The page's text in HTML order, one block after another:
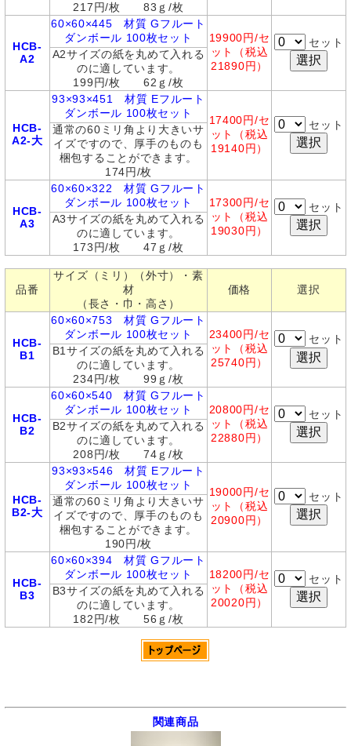
217円/枚 83ｇ/枚
HCB-
A2
60×60×445 材質 Gフルート
ダンボール 100枚セット
19900円/セ
ット（税込
21890円）
セット
A2サイズの紙を丸めて入れる
のに適しています。
199円/枚 62ｇ/枚
HCB-
A2-大
93×93×451 材質 Eフルート
ダンボール 100枚セット
17400円/セ
ット（税込
19140円）
セット
通常の60ミリ角より大きいサ
イズですので、厚手のものも
梱包することができます。
174円/枚
HCB-
A3
60×60×322 材質 Gフルート
ダンボール 100枚セット
17300円/セ
ット（税込
19030円）
セット
A3サイズの紙を丸めて入れる
のに適しています。
173円/枚 47ｇ/枚
品番
サイズ（ミリ）（外寸）・素
材
（長さ・巾・高さ）
価格 選択
HCB-
B1
60×60×753 材質 Gフルート
ダンボール 100枚セット
23400円/セ
ット（税込
25740円）
セット
B1サイズの紙を丸めて入れる
のに適しています。
234円/枚 99ｇ/枚
HCB-
B2
60×60×540 材質 Gフルート
ダンボール 100枚セット
20800円/セ
ット（税込
22880円）
セット
B2サイズの紙を丸めて入れる
のに適しています。
208円/枚 74ｇ/枚
HCB-
B2-大
93×93×546 材質 Eフルート
ダンボール 100枚セット
19000円/セ
ット（税込
20900円）
セット
通常の60ミリ角より大きいサ
イズですので、厚手のものも
梱包することができます。
190円/枚
HCB-
B3
60×60×394 材質 Gフルート
ダンボール 100枚セット
18200円/セ
ット（税込
20020円）
セット
B3サイズの紙を丸めて入れる
のに適しています。
182円/枚 56ｇ/枚
関連商品